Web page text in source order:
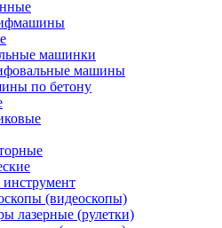
машинки
машины
по бетону
(видеоскопы)
лазерные (рулетки)